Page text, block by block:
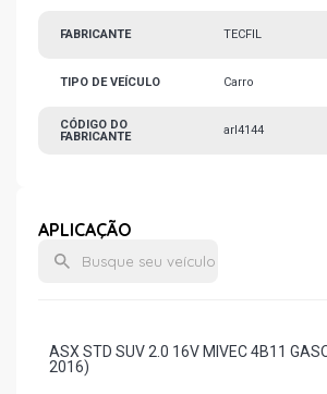
FABRICANTE TECFIL
TIPO DE VEÍCULO Carro
CÓDIGO DO
FABRICANTE
arl4144
APLICAÇÃO
ASX STD SUV 2.0 16V MIVEC 4B11
2016)